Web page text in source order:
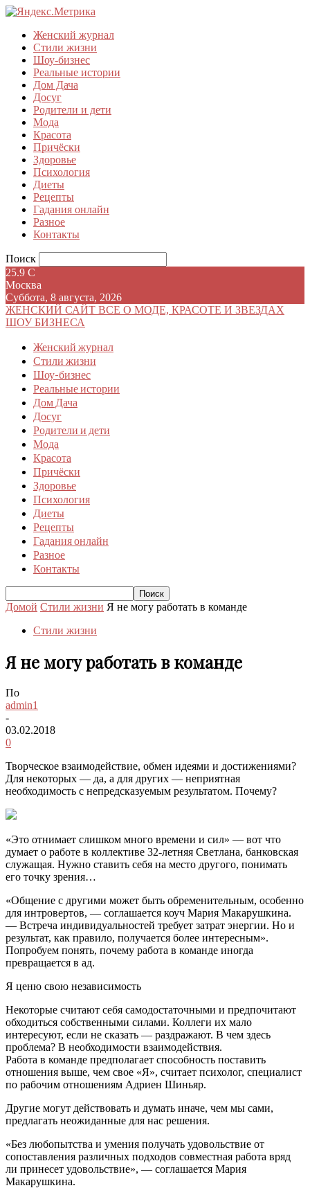
Женский журнал
Стили жизни
Шоу-бизнес
Реальные истории
Дом Дача
Досуг
Родители и дети
Мода
Красота
Причёски
Здоровье
Психология
Диеты
Рецепты
Гадания онлайн
Разное
Контакты
Поиск
25.9 C
Москва
Суббота, 8 августа, 2026
ЖЕНСКИЙ САЙТ ВСЕ О МОДЕ, КРАСОТЕ И ЗВЕЗДАХ
ШОУ БИЗНЕСА
Женский журнал
Стили жизни
Шоу-бизнес
Реальные истории
Дом Дача
Досуг
Родители и дети
Мода
Красота
Причёски
Здоровье
Психология
Диеты
Рецепты
Гадания онлайн
Разное
Контакты
Домой Стили жизни Я не могу работать в команде
Стили жизни
Я не могу работать в команде
По
admin1
-
03.02.2018
0
Творческое взаимодействие, обмен идеями и достижениями?
Для некоторых — да, а для других — неприятная
необходимость с непредсказуемым результатом. Почему?
«Это отнимает слишком много времени и сил» — вот что
думает о работе в коллективе 32-летняя Светлана, банковская
служащая. Нужно ставить себя на место другого, понимать
его точку зрения…
«Общение с другими может быть обременительным, особенно
для интровертов, — соглашается коуч Мария Макарушкина.
— Встреча индивидуальностей требует затрат энергии. Но и
результат, как правило, получается более интересным».
Попробуем понять, почему работа в команде иногда
превращается в ад.
Я ценю свою независимость
Некоторые считают себя самодостаточными и предпочитают
обходиться собственными силами. Коллеги их мало
интересуют, если не сказать — раздражают. В чем здесь
проблема? В необходимости взаимодействия.
Работа в команде предполагает способность поставить
отношения выше, чем свое «Я», считает психолог, специалист
по рабочим отношениям Адриен Шиньяр.
Другие могут действовать и думать иначе, чем мы сами,
предлагать неожиданные для нас решения.
«Без любопытства и умения получать удовольствие от
сопоставления различных подходов совместная работа вряд
ли принесет удовольствие», — соглашается Мария
Макарушкина.